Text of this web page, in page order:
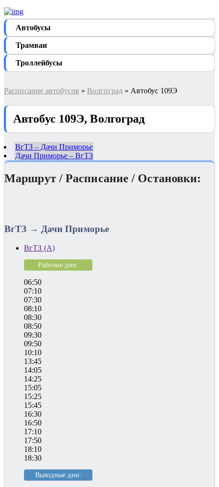
Автобуcы
Трамваи
Троллейбусы
Расписание автобусов » Волгоград » Автобус 109Э
Автобус 109Э, Волгоград
ВгТЗ – Дачи Приморье
Дачи Приморье – ВгТЗ
Маршрут / Расписание / Остановки:
ВгТЗ → Дачи Приморье
ВгТЗ (А)
Рабочие дни:
06:50
07:10
07:30
08:10
08:30
08:50
09:30
09:50
10:10
13:45
14:05
14:25
15:05
15:25
15:45
16:30
16:50
17:10
17:50
18:10
18:30
Выходные дни: